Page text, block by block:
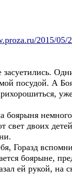
2015/05/
посудой. А
боярыня
свет двоих
Горазд
боярыне,
ей рукой,